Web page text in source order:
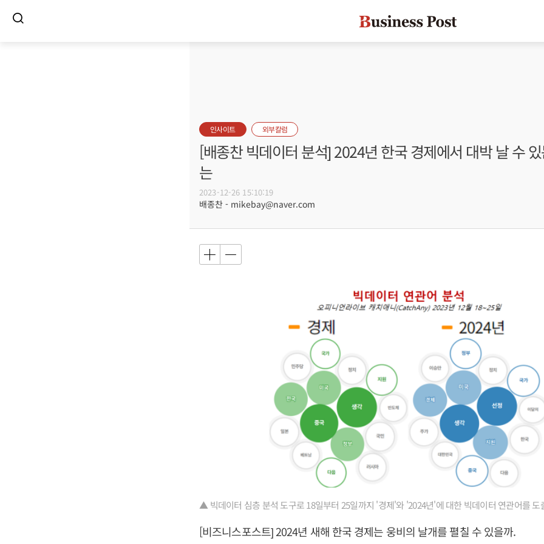
인사이트 외부칼럼
[배종찬 빅데이터 분석] 2024년 한국 경제에서 대박 날 수
는
2023-12-26 15:10:19
배종찬 - mikebay@naver.com
▲ 빅데이터 심층 분석 도구로 18일부터 25일까지 '경제'와 '2024년'에 대한 빅데이터 연관어를 도
[비즈니스포스트] 2024년 새해 한국 경제는 웅비의 날개를 펼칠 수 있을까.